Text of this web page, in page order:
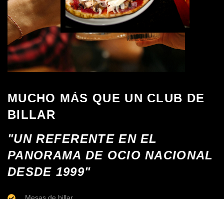
MUCHO MÁS QUE UN CLUB DE
BILLAR
"UN REFERENTE EN EL
PANORAMA DE OCIO NACIONAL
DESDE 1999"